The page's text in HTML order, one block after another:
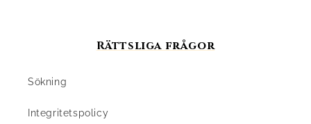
Rättsliga frågor
Sökning
Integritetspolicy